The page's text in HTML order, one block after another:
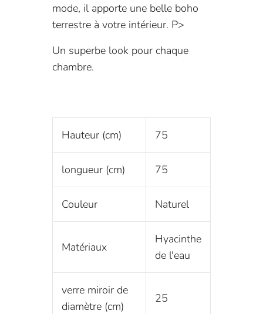
mode, il apporte une belle boho
terrestre à votre intérieur. P>
Un superbe look pour chaque
chambre.
Hauteur (cm) 75
longueur (cm) 75
Couleur Naturel
Matériaux
Hyacinthe
de l'eau
verre miroir de
diamètre (cm)
25